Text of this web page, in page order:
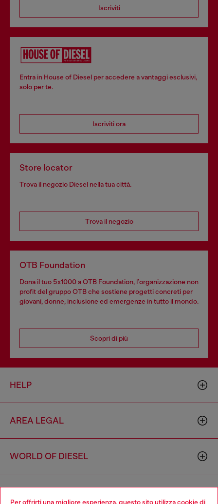
Per offrirti una migliore esperienza, questo sito utilizza cookie di
Iscriviti
Entra in House of Diesel per accedere a vantaggi esclusivi,
solo per te.
Iscriviti ora
Store locator
Trova il negozio Diesel nella tua città.
Trova il negozio
OTB Foundation
Dona il tuo 5x1000 a OTB Foundation, l’organizzazione non
profit del gruppo OTB che sostiene progetti concreti per
giovani, donne, inclusione ed emergenze in tutto il mondo.
Scopri di più
HELP
AREA LEGAL
WORLD OF DIESEL